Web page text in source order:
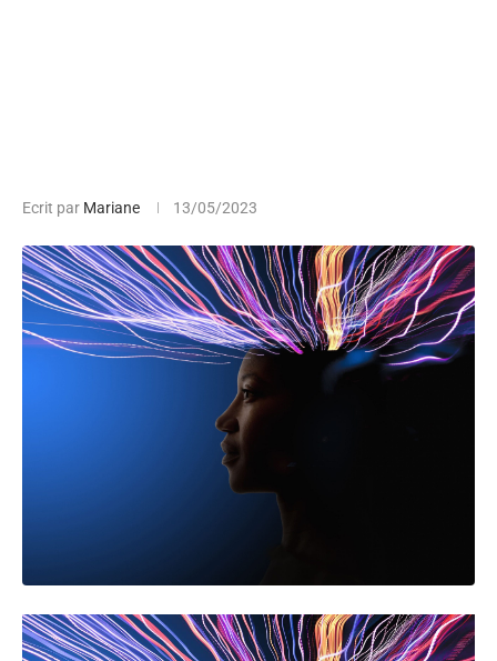
Ecrit par Mariane 13/05/2023